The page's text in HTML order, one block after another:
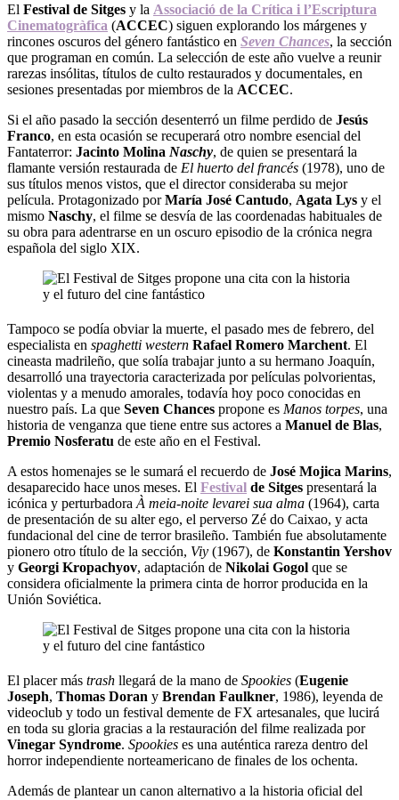
El Festival de Sitges y la Associació de la Crítica i l’Escriptura
Cinematogràfica (ACCEC) siguen explorando los márgenes y
rincones oscuros del género fantástico en Seven Chances, la sección
que programan en común. La selección de este año vuelve a reunir
rarezas insólitas, títulos de culto restaurados y documentales, en
sesiones presentadas por miembros de la ACCEC.
Si el año pasado la sección desenterró un filme perdido de Jesús
Franco, en esta ocasión se recuperará otro nombre esencial del
Fantaterror: Jacinto Molina Naschy, de quien se presentará la
flamante versión restaurada de El huerto del francés (1978), uno de
sus títulos menos vistos, que el director consideraba su mejor
película. Protagonizado porMaría José Cantudo, Agata Lys y el
mismo Naschy, el filme se desvía de las coordenadas habituales de
su obra para adentrarse en un oscuro episodio de la crónica negra
española del siglo XIX.
Tampoco se podía obviar la muerte, el pasado mes de febrero, del
especialista en spaghetti western Rafael Romero Marchent. El
cineasta madrileño, que solía trabajar junto a su hermano Joaquín,
desarrolló una trayectoria caracterizada por películas polvorientas,
violentas y a menudo amorales, todavía hoy poco conocidas en
nuestro país. La que Seven Chances propone es Manos torpes, una
historia de venganza que tiene entre sus actores a Manuel de Blas,
Premio Nosferatu de este año en el Festival.
A estos homenajes se le sumará el recuerdo de José Mojica Marins,
desaparecido hace unos meses. El Festival de Sitges presentará la
icónica y perturbadora À meia-noite levarei sua alma (1964), carta
de presentación de su alter ego, el perverso Zé do Caixao, y acta
fundacional del cine de terror brasileño. También fue absolutamente
pionero otro título de la sección, Viy (1967), de Konstantin Yershov
y Georgi Kropachyov, adaptación de Nikolai Gogol que se
considera oficialmente la primera cinta de horror producida en la
Unión Soviética.
El placer más trash llegará de la mano de Spookies (Eugenie
Joseph, Thomas Doran y Brendan Faulkner, 1986), leyenda de
videoclub y todo un festival demente de FX artesanales, que lucirá
en toda su gloria gracias a la restauración del filme realizada por
Vinegar Syndrome. Spookies es una auténtica rareza dentro del
horror independiente norteamericano de finales de los ochenta.
Además de plantear un canon alternativo a la historia oficial del